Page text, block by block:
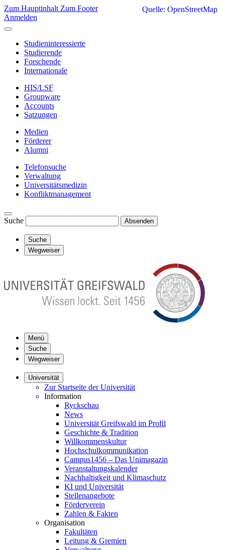
Zum Hauptinhalt Zum Footer
Anmelden
Studieninteressierte
Studierende
Forschende
Internationale
HIS/LSF
Groupware
Accounts
Satzungen
Medien
Förderer
Alumni
Telefonsuche
Verwaltung
Universitätsmedizin
Konfliktmanagement
Suche Absenden
Suche
Wegweiser
Menü
Suche
Wegweiser
Universität
Zur Startseite der Universität
Information
Ryckschau
News
Universität Greifswald im Profil
Geschichte & Tradition
Willkommenskultur
Hochschulkommunikation
Campus1456 – Das Unimagazin
Veranstaltungskalender
Nachhaltigkeit und Klimaschutz
KI und Universität
Stellenangebote
Förderverein
Zahlen & Fakten
Organisation
Fakultäten
Leitung & Gremien
Quelle: OpenStreetMap